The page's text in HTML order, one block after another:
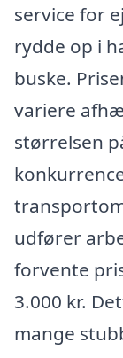
service for
rydde op i
buske.
variere
størrelsen
udfører
forvente
3.000 kr.
mange